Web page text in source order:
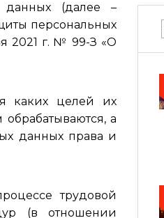
данных (далее –
персональных
2021 г. № 99-З «О
каких целей их
а
данных права и
трудовой
(в отношении